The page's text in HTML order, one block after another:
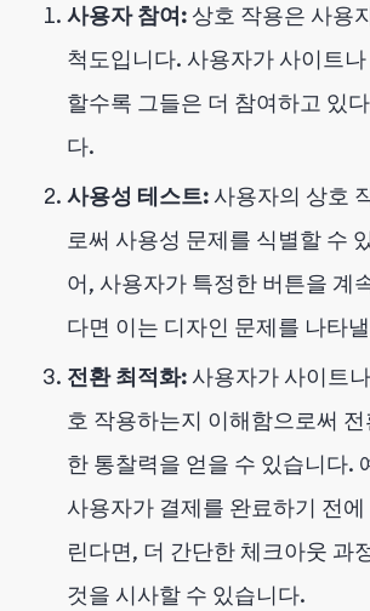
사용자 참여: 상호 작용은 사용
척도입니다. 사용자가 사이트
할수록 그들은 더 참여하고 있
다.
사용성 테스트: 사용자의 상호
로써 사용성 문제를 식별할 수
어, 사용자가 특정한 버튼을 계
다면 이는 디자인 문제를 나타
전환 최적화: 사용자가 사이트
호 작용하는지 이해함으로써
한 통찰력을 얻을 수 있습니다.
사용자가 결제를 완료하기 전
린다면, 더 간단한 체크아웃 과
것을 시사할 수 있습니다.